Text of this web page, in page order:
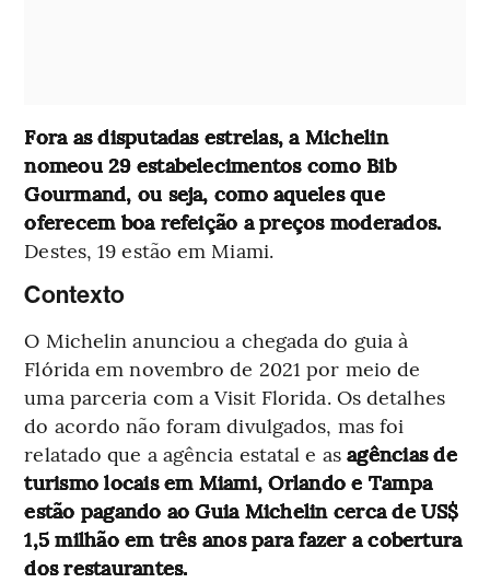
Fora as disputadas estrelas, a Michelin
nomeou 29 estabelecimentos como Bib
Gourmand, ou seja, como aqueles que
oferecem boa refeição a preços moderados.
Destes, 19 estão em Miami.
Contexto
O Michelin anunciou a chegada do guia à
Flórida em novembro de 2021 por meio de
uma parceria com a Visit Florida. Os detalhes
do acordo não foram divulgados, mas foi
relatado que a agência estatal e asagências de
turismo locais em Miami, Orlando e Tampa
estão pagando ao Guia Michelin cerca de US$
1,5 milhão em três anos para fazer a cobertura
dos restaurantes.